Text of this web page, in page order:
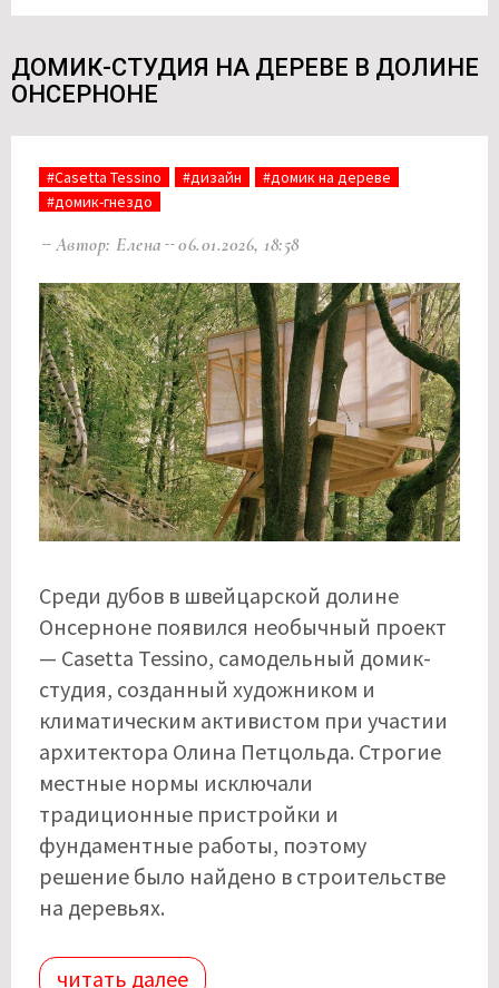
ДОМИК-СТУДИЯ НА ДЕРЕВЕ В ДОЛИНЕ
ОНСЕРНОНЕ
#Casetta Tessino #дизайн
#домик на дереве
#домик-гнездо
Автор: Елена 06.01.2026, 18:58
Среди дубов в швейцарской долине
Онсерноне появился необычный проект
— Casetta Tessino, самодельный домик-
студия, созданный художником и
климатическим активистом при участии
архитектора Олина Петцольда. Строгие
местные нормы исключали
традиционные пристройки и
фундаментные работы, поэтому
решение было найдено в строительстве
на деревьях.
читать далее